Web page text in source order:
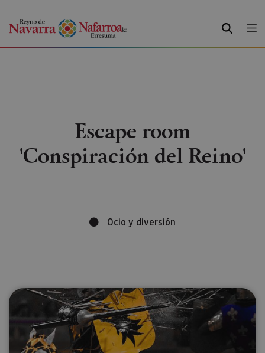
BUSCAR
Escape room
'Conspiración del Reino'
Ocio y diversión